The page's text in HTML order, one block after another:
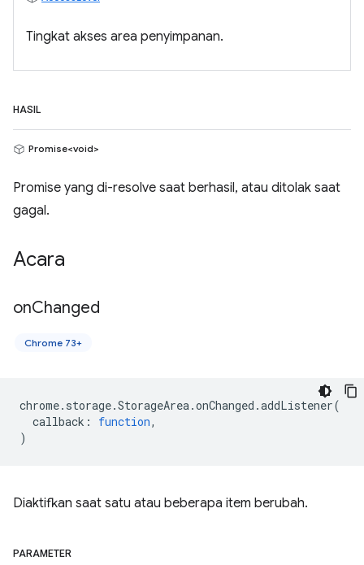
Tingkat akses area penyimpanan.
HASIL
Promise<void>
Promise yang di-resolve saat berhasil, atau ditolak saat
gagal.
Acara
onChanged
Chrome 73+
chrome. storage.StorageArea.onChanged .addListener(
callback : function,
)
Diaktifkan saat satu atau beberapa item berubah.
PARAMETER